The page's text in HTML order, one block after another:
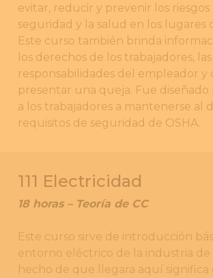
evitar, reducir y prevenir los riesgos
seguridad y la salud en los lugares
Este curso también brinda
los derechos de los trabajadores, las
responsabilidades del empleador y
presentar una queja. Fue diseñado
a los trabajadores a mantenerse al
requisitos de seguridad de OSHA.
111 Electricidad
18 horas – Teoría de CC
Este curso sirve de introducción
entorno eléctrico de la industria de
hecho de que llegara aquí significa